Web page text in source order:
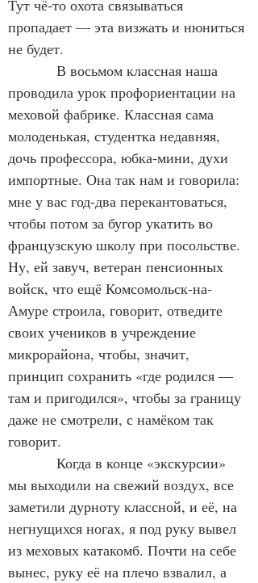
Тут чё-то охота связываться
пропадает — эта визжать и нюниться
не будет.
проводила урок профориентации на
меховой фабрике. Классная сама
молоденькая, студентка недавняя,
дочь профессора, юбка-мини, духи
импортные. Она так нам и говорила:
мне у вас год-два перекантоваться,
чтобы потом за бугор укатить во
французскую школу при посольстве.
Ну, ей завуч, ветеран пенсионных
войск, что ещё Комсомольск-на-
Амуре строила, говорит, отведите
своих учеников в учреждение
микрорайона, чтобы, значит,
принцип сохранить «где родился —
там и пригодился», чтобы за границу
даже не смотрели, с намёком так
говорит.
мы выходили на свежий воздух, все
заметили дурноту классной, и её, на
негнущихся ногах, я под руку вывел
из меховых катакомб. Почти на себе
вынес, руку её на плечо взвалил, а